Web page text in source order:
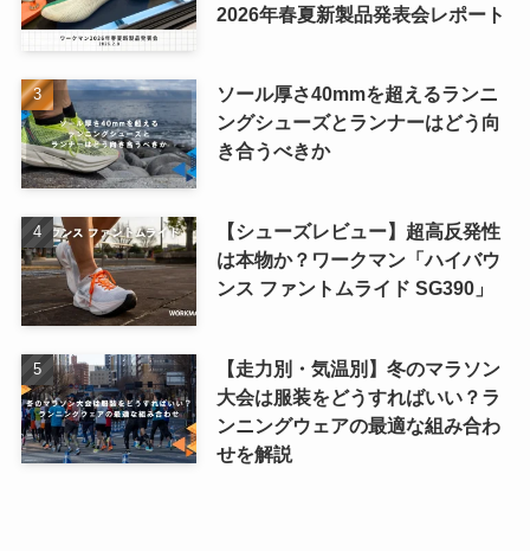
2026年春夏新製品発表会レポート
ソール厚さ40mmを超えるランニ
ングシューズとランナーはどう向
き合うべきか
【シューズレビュー】超高反発性
は本物か？ワークマン「ハイバウ
ンス ファントムライド SG390」
【走力別・気温別】冬のマラソン
大会は服装をどうすればいい？ラ
ンニングウェアの最適な組み合わ
せを解説